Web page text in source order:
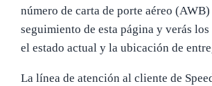
número de carta de porte aéreo
seguimiento de esta página y verás
el estado actual y la ubicación de
La línea de atención al cliente de